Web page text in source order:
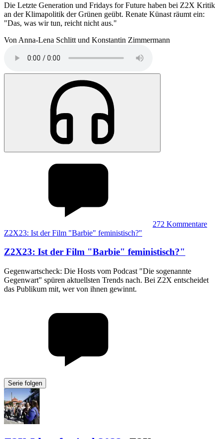
Die Letzte Generation und Fridays for Future haben bei Z2X Kritik
an der Klimapolitik der Grünen geübt. Renate Künast räumt ein:
"Das, was wir tun, reicht nicht aus."
Von Anna-Lena Schlitt und Konstantin Zimmermann
272 Kommentare
Z2X23: Ist der Film "Barbie" feministisch?"
Z2X23: Ist der Film "Barbie" feministisch?"
Gegenwartscheck: Die Hosts vom Podcast "Die sogenannte
Gegenwart" spüren aktuellsten Trends nach. Bei Z2X entscheidet
das Publikum mit, wer von ihnen gewinnt.
Serie folgen